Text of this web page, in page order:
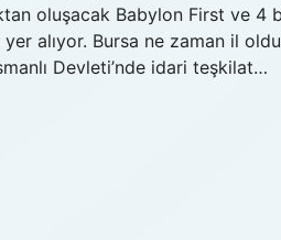
oluşacak Babylon First ve 4
alıyor. Bursa ne zaman il
Devleti’nde idari teşkilat…